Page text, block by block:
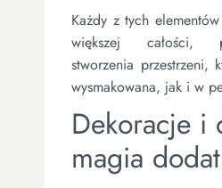
Każdy z tych
większej całości,
stworzenia przestrzeni,
wysmakowana, jak i w
Dekoracje i
magia